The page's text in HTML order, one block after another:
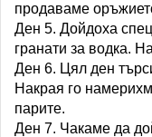
продаваме
Ден 5. Дойдоха
гранати за водка.
Ден 6. Цял ден
Накрая го
парите.
Ден 7. Чакаме да